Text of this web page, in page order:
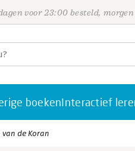
voor 23:00 besteld,
boekenInteractief
de Koran